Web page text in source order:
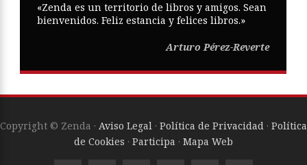
«Zenda es un territorio de libros y amigos. Sean
bienvenidos. Feliz estancia y felices libros.»
Arturo Pérez-Reverte
Copyright © Zenda · Aviso Legal · Política de Privacidad · Política
de Cookies · Participa · Mapa Web